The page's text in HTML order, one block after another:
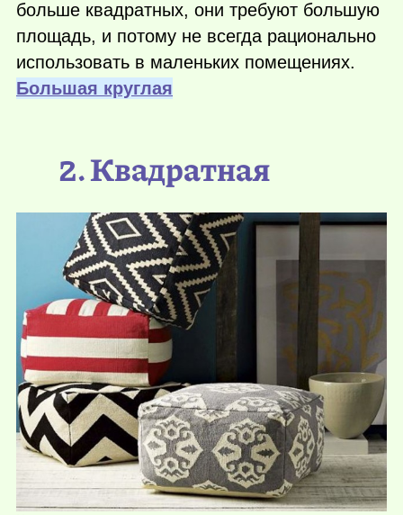
больше квадратных, они требуют большую
площадь, и потому не всегда рационально
использовать в маленьких помещениях.
Большая круглая
2. Квадратная